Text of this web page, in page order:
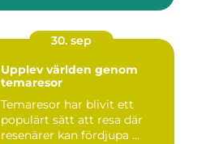
30. sep
Upplev världen genom
temaresor
Temaresor har blivit ett
populärt sätt att resa där
resenärer kan fördjupa ...